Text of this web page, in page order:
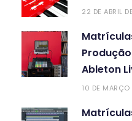
22 DE ABRIL
Ableton
10 DE